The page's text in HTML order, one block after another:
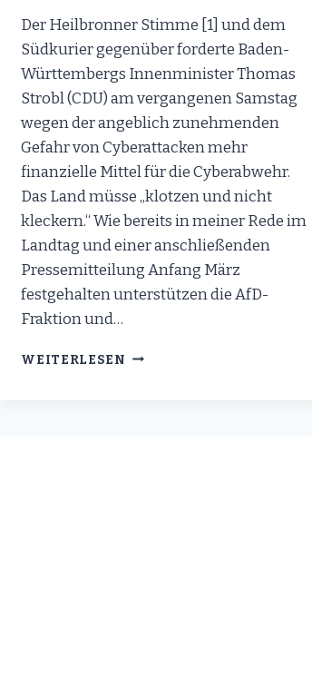
Der Heilbronner Stimme [1] und dem
Südkurier gegenüber forderte Baden-
Württembergs Innenminister Thomas
Strobl (CDU) am vergangenen Samstag
wegen der angeblich zunehmenden
Gefahr von Cyberattacken mehr
finanzielle Mittel für die Cyberabwehr.
Das Land müsse „klotzen und nicht
kleckern.“ Wie bereits in meiner Rede im
Landtag und einer anschließenden
Pressemitteilung Anfang März
festgehalten unterstützen die AfD-
Fraktion und…
WEITERLESEN STROBL